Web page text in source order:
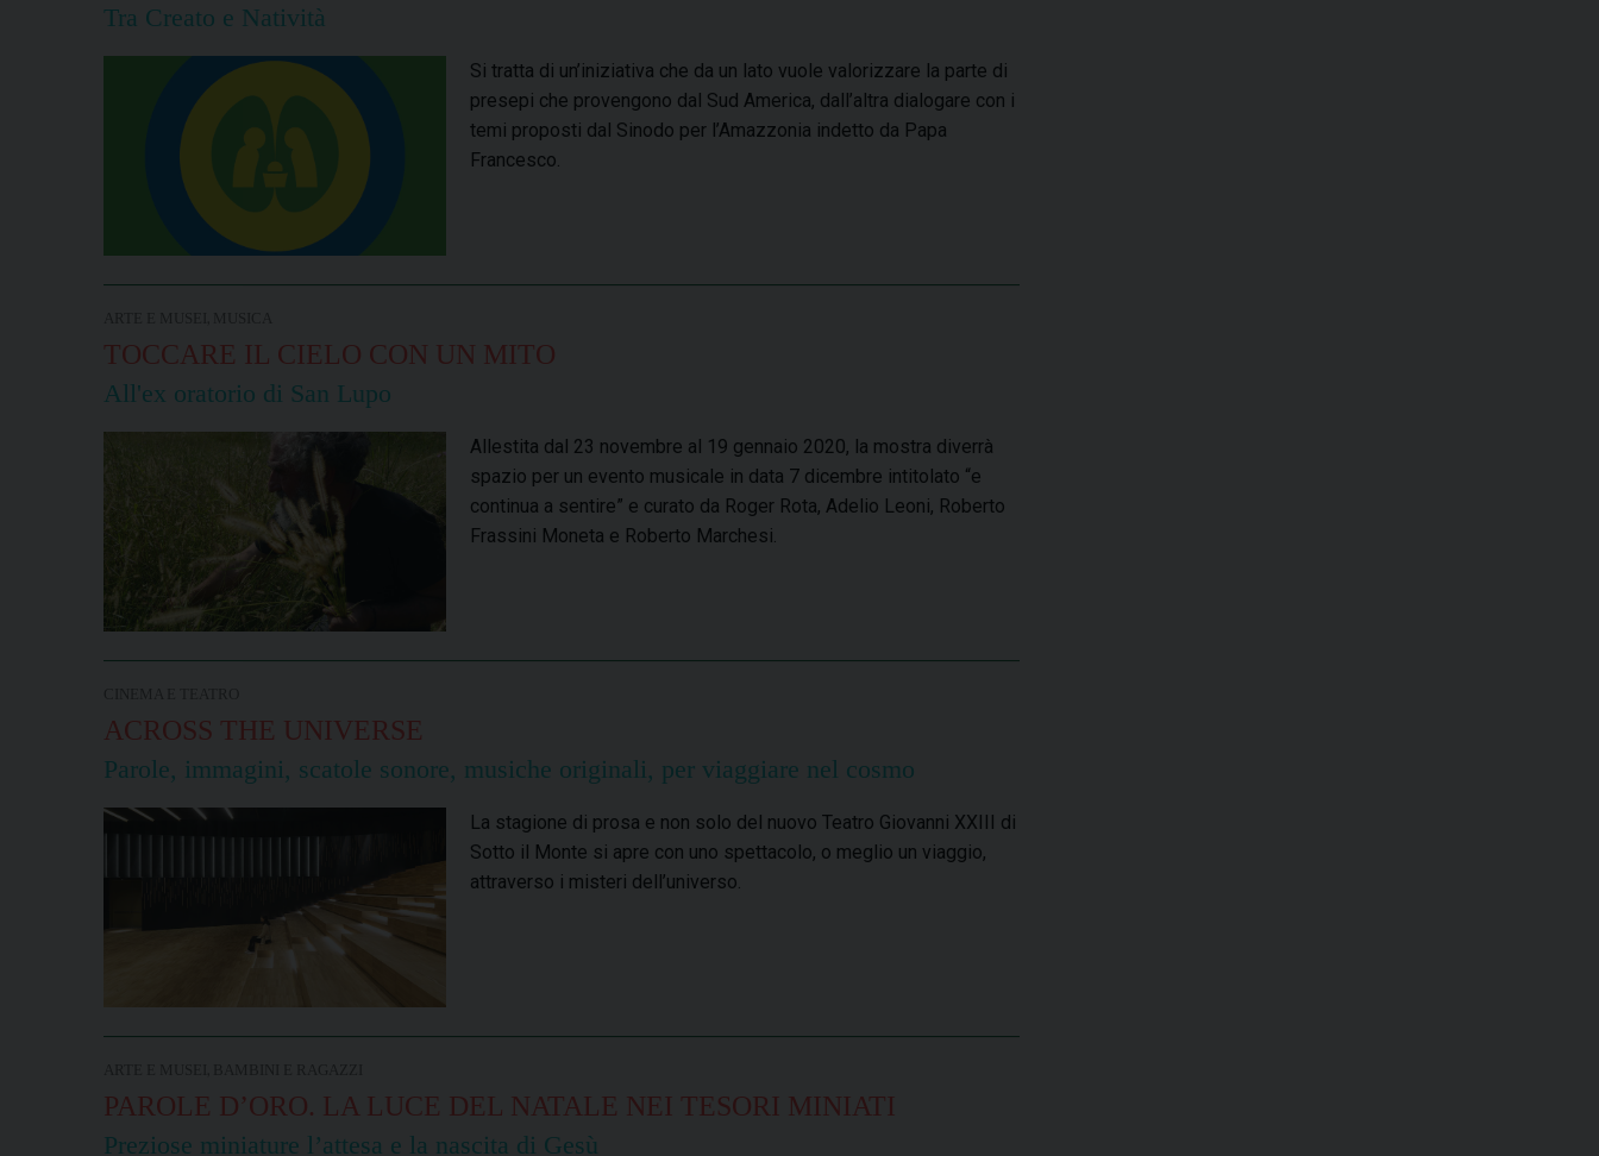
Tra Creato e Natività
Si tratta di un’iniziativa che da un lato vuole valorizzare la parte di
presepi che provengono dal Sud America, dall’altra dialogare con i
temi proposti dal Sinodo per l’Amazzonia indetto da Papa
Francesco.
TOCCARE IL CIELO CON UN MITO
All'ex oratorio di San Lupo
Allestita dal 23 novembre al 19 gennaio 2020, la mostra diverrà
spazio per un evento musicale in data 7 dicembre intitolato “e
continua a sentire” e curato da Roger Rota, Adelio Leoni, Roberto
Frassini Moneta e Roberto Marchesi.
ACROSS THE UNIVERSE
Parole, immagini, scatole sonore, musiche originali, per viaggiare nel cosmo
La stagione di prosa e non solo del nuovo Teatro Giovanni XXIII di
Sotto il Monte si apre con uno spettacolo, o meglio un viaggio,
attraverso i misteri dell’universo.
PAROLE D’ORO. LA LUCE DEL NATALE NEI TESORI MINIATI
Preziose miniature l’attesa e la nascita di Gesù